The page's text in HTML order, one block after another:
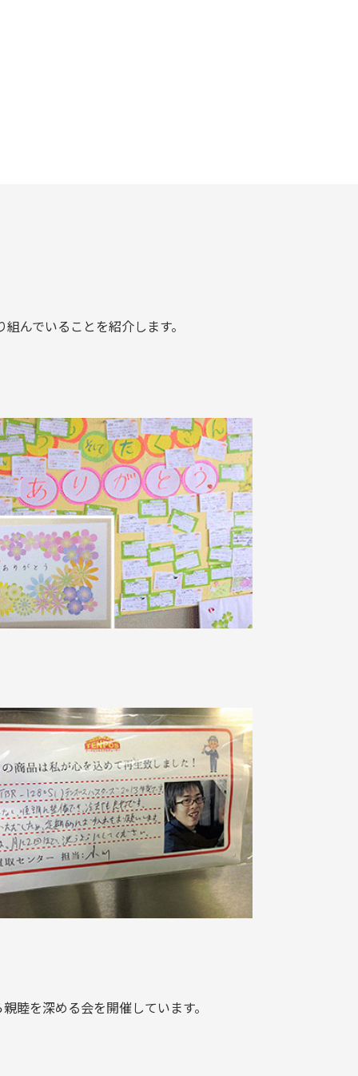
んでいることを紹介します。
睦を深める会を開催しています。